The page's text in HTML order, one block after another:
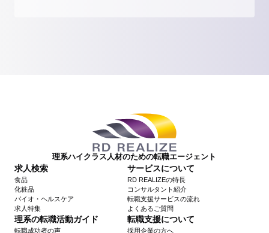
理系ハイクラス人材のための転職エージェント
求人検索
食品
化粧品
バイオ・ヘルスケア
求人特集
サービスについて
RD REALIZEの特長
コンサルタント紹介
転職支援サービスの流れ
よくあるご質問
理系の転職活動ガイド
転職成功者の声
転職支援について
採用企業の方へ